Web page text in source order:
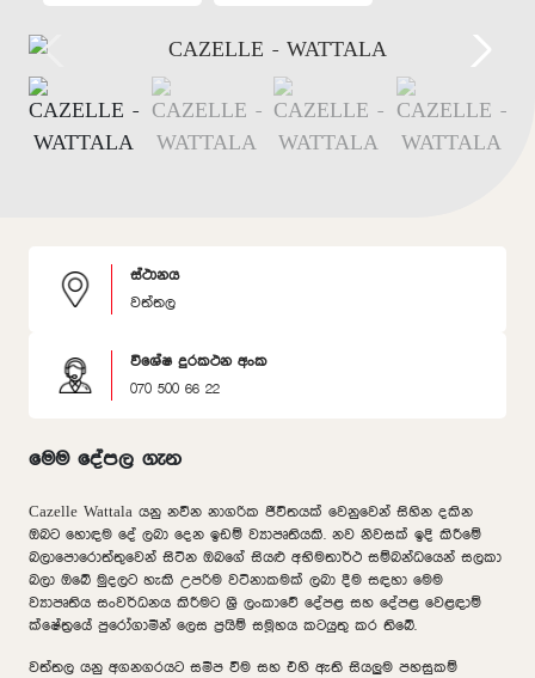
ස්ථානය
වත්තල
විශේෂ දුරකථන අංක
070 500 66 22
මෙම දේපල ගැන
Cazelle Wattala යනු නවීන නාගරික ජීවිතයක් වෙනුවෙන් සිහින දකින
ඔබට හොඳම දේ ලබා දෙන ඉඩම් ව්‍යාපෘතියකි. නව නිවසක් ඉදි කිරීමේ
බලාපොරොත්තුවෙන් සිටින ඔබගේ සියළු අභිමතාර්ථ සම්බන්ධයෙන් සලකා
බලා ඔබේ මුදලට හැකි උපරිම වටිනාකමක් ලබා දීම සඳහා මෙම
ව්‍යාපෘතිය සංවර්ධනය කිරීමට ශ්‍රී ලංකාවේ දේපළ සහ දේපළ වෙළඳාම්
ක්ෂේත්‍රයේ පුරෝගාමීන් ලෙස ප්‍රයිම් සමූහය කටයුතු කර තිබේ.
වත්තල යනු අගනගරයට සමීප වීම සහ එහි ඇති සියලුම පහසුකම්